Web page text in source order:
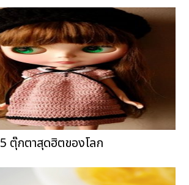
5 ตุ๊กตาสุดฮิตของโลก